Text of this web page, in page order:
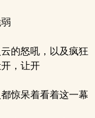
的怒吼，以及疯狂
，让开
惊呆着看着这一幕